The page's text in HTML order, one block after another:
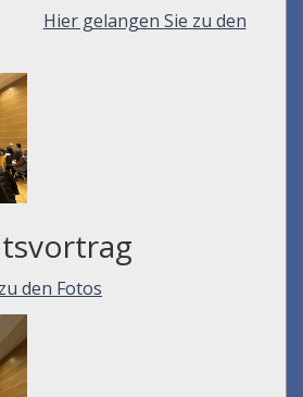
Hier gelangen Sie zu den
den Fotos